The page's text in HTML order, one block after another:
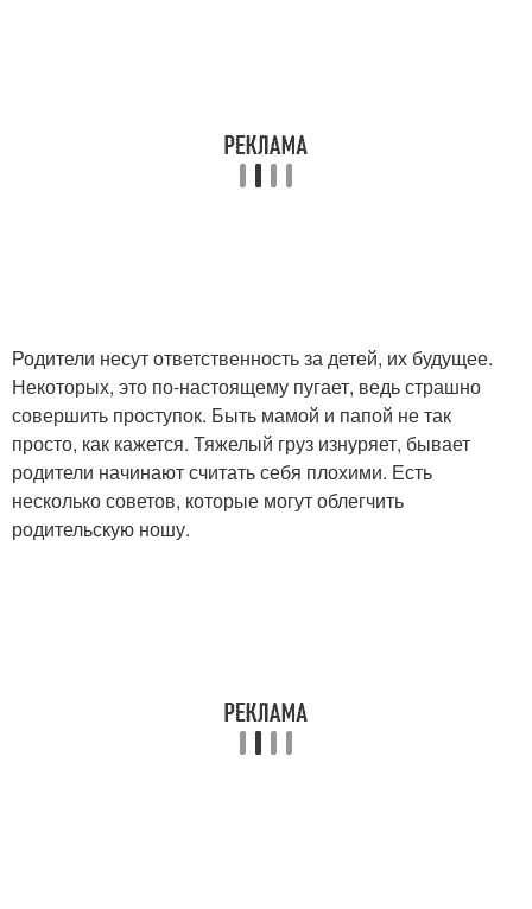
Родители несут ответственность за детей, их будущее.
Некоторых, это по-настоящему пугает, ведь страшно
совершить проступок. Быть мамой и папой не так
просто, как кажется. Тяжелый груз изнуряет, бывает
родители начинают считать себя плохими. Есть
несколько советов, которые могут облегчить
родительскую ношу.